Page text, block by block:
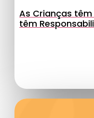
As Crianças
têm